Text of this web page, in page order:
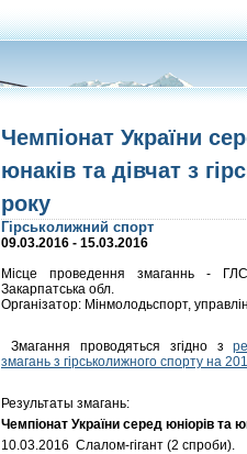
Чемпіонат України
юнаків та дівчат з
року
Гірськолижний спорт
09.03.2016 - 15.03.2016
Місце проведення змаганнь -
Закарпатська обл.
Організатор: Мінмолодьспорт,
Змагання проводяться згідно з
змагань з гірськолижного спорту на
Результаты змагань:
Чемпіонат України серед юніорів та
10.03.2016 Слалом-гігант (2 спроби).